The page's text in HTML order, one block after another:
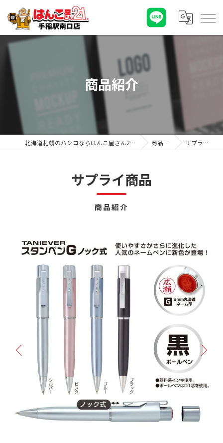
商品紹介
北海道札幌のハンコならはんこ屋さん21手稲駅南口店 商品紹介 サプライ商品
商品紹介
サプライ商品